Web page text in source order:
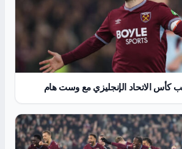
كأس الاتحاد الإنجليزي مع وست هام